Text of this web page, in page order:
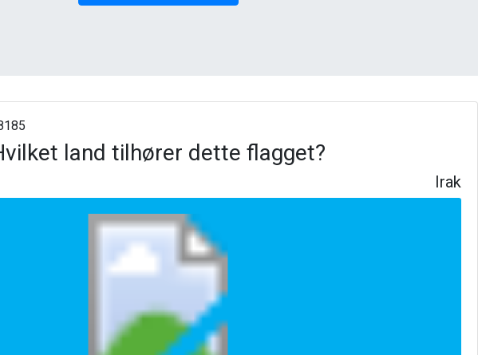
land tilhører dette flagget?
Irak